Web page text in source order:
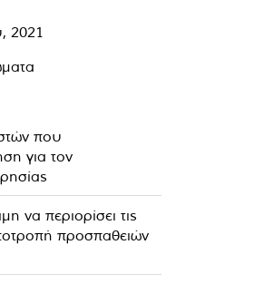
2021
που
για τον
να περιορίσει τις
προσπαθειών